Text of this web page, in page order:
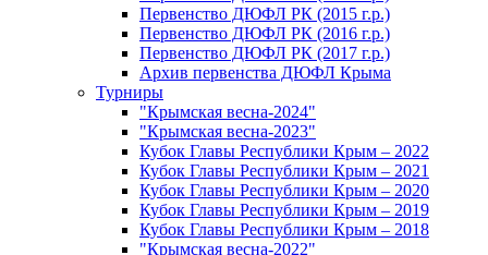
Первенство ДЮФЛ РК (2015 г.р.)
Первенство ДЮФЛ РК (2016 г.р.)
Первенство ДЮФЛ РК (2017 г.р.)
Архив первенства ДЮФЛ Крыма
Турниры
"Крымская весна-2024"
"Крымская весна-2023"
Кубок Главы Республики Крым – 2022
Кубок Главы Республики Крым – 2021
Кубок Главы Республики Крым – 2020
Кубок Главы Республики Крым – 2019
Кубок Главы Республики Крым – 2018
"Крымская весна-2022"